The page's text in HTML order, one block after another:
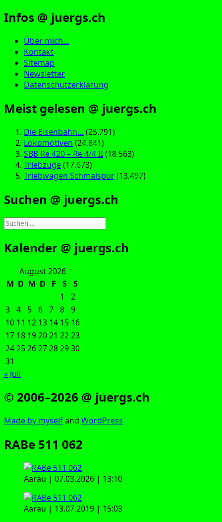
Infos @ juergs.ch
Über mich…
Kontakt
Sitemap
Newsletter
Datenschutzerklärung
Meist gelesen @ juergs.ch
Die Eisenbahn… (25.791)
Lokomotiven (24.841)
SBB Re 420 – Re 4/4 II(18.563)
Triebzüge(17.673)
Triebwagen Schmalspur(13.497)
Suchen @ juergs.ch
Suchen
nach:
Kalender @ juergs.ch
August 2026
M D M D F S
S
1
2
3 4 5 6 7 8 9
10 11 12 13 14 15 16
17 18 192021 2223
24252627282930
31
« Juli
© 2006–2026 @ juergs.ch
Made by mys­elfand Word­Press
RABe 511 062
Aar­au | 07.03.2026 | 13:10
Aar­au | 13.07.2019 | 15:03